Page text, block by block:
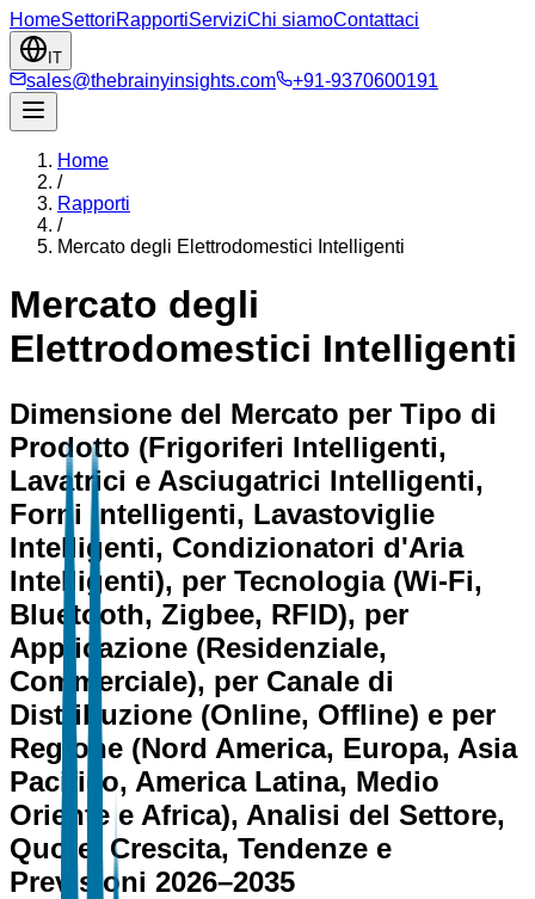
HomeSettoriRapportiServiziChi siamoContattaci
IT
sales@thebrainyinsights.com +91-9370600191
Home
/
Rapporti
/
Mercato degli Elettrodomestici Intelligenti
Mercato degli
Elettrodomestici Intelligenti
Dimensione del Mercato per Tipo di
Prodotto (Frigoriferi Intelligenti,
Lavatrici e Asciugatrici Intelligenti,
Forni Intelligenti, Lavastoviglie
Intelligenti, Condizionatori d'Aria
Intelligenti), per Tecnologia (Wi-Fi,
Bluetooth, Zigbee, RFID), per
Applicazione (Residenziale,
Commerciale), per Canale di
Distribuzione (Online, Offline) e per
Regione (Nord America, Europa, Asia
Pacifico, America Latina, Medio
Oriente e Africa), Analisi del Settore,
Quote, Crescita, Tendenze e
Previsioni 2026–2035